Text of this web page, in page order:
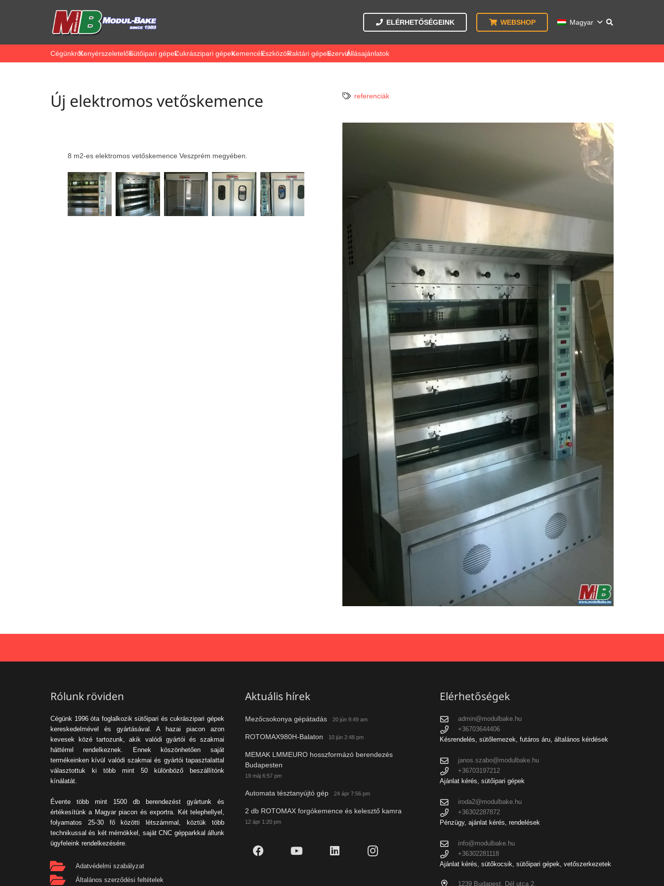
ELÉRHETŐSÉGEINK WEBSHOP Magyar
CégünkrőlKenyérszeletelőkSütőipari gépekCukrászipari gépekKemencékEszközökRaktári gépekSzervizÁllásajánlatok
Új elektromos vetőskemence
8 m2-es elektromos vetőskemence Veszprém megyében.
referenciák
Rólunk röviden
Cégünk 1996 óta foglalkozik sütőipari és cukrászipari gépek
kereskedelmével és gyártásával. A hazai piacon azon
kevesek közé tartozunk, akik valódi gyártói és szakmai
háttérrel rendelkeznek. Ennek köszönhetően saját
termékeinken kívül valódi szakmai és gyártói tapasztalattal
választottuk ki több mint 50 különböző beszállítónk
kínálatát.
Évente több mint 1500 db berendezést gyártunk és
értékesítünk a Magyar piacon és exportra. Két telephellyel,
folyamatos 25-30 fő közötti létszámmal, köztük több
technikussal és két mérnökkel, saját CNC gépparkkal állunk
ügyfeleink rendelkezésére.
Adatvédelmi szabályzat
Általános szerződési feltételek
Aktuális hírek
Mezőcsokonya gépátadás 20 jún 9:49 am
ROTOMAX980H-Balaton 10 jún 2:48 pm
MEMAK LMMEURO hosszformázó berendezés
Budapesten
19 máj 6:57 pm
Automata tésztanyújtó gép 24 ápr 7:56 pm
2 db ROTOMAX forgókemence és kelesztő kamra
12 ápr 1:20 pm
Elérhetőségek
admin@modulbake.hu
+36703644406
Késrendelés, sütőlemezek, futáros áru, általános kérdések
janos.szabo@modulbake.hu
+36703197212
Ajánlat kérés, sütőipari gépek
iroda2@modulbake.hu
+36302287872
Pénzügy, ajánlat kérés, rendelések
info@modulbake.hu
+36302281118
Ajánlat kérés, sütőkocsik, sütőipari gépek, vetőszerkezetek
1239 Budapest, Dél utca 2.